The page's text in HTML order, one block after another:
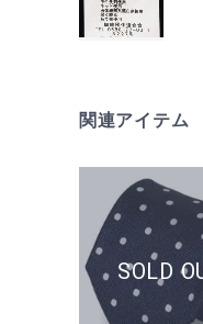
関連アイテム